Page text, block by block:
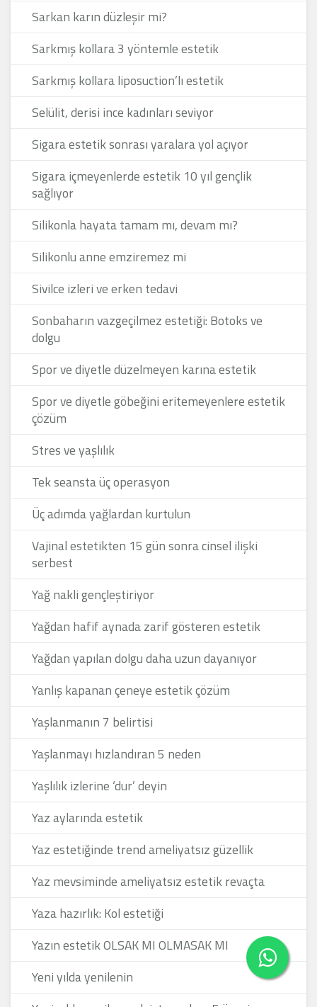
Sarkan karın düzleşir mi?
Sarkmış kollara 3 yöntemle estetik
Sarkmış kollara liposuction’lı estetik
Selülit, derisi ince kadınları seviyor
Sigara estetik sonrası yaralara yol açıyor
Sigara içmeyenlerde estetik 10 yıl gençlik
sağlıyor
Silikonla hayata tamam mı, devam mı?
Silikonlu anne emziremez mi
Sivilce izleri ve erken tedavi
Sonbaharın vazgeçilmez estetiği: Botoks ve
dolgu
Spor ve diyetle düzelmeyen karına estetik
Spor ve diyetle göbeğini eritemeyenlere estetik
çözüm
Stres ve yaşlılık
Tek seansta üç operasyon
Üç adımda yağlardan kurtulun
Vajinal estetikten 15 gün sonra cinsel ilişki
serbest
Yağ nakli gençleştiriyor
Yağdan hafif aynada zarif gösteren estetik
Yağdan yapılan dolgu daha uzun dayanıyor
Yanlış kapanan çeneye estetik çözüm
Yaşlanmanın 7 belirtisi
Yaşlanmayı hızlandıran 5 neden
Yaşlılık izlerine ‘dur’ deyin
Yaz aylarında estetik
Yaz estetiğinde trend ameliyatsız güzellik
Yaz mevsiminde ameliyatsız estetik revaçta
Yaza hazırlık: Kol estetiği
Yazın estetik OLSAK MI OLMASAK MI
Yeni yılda yenilenin